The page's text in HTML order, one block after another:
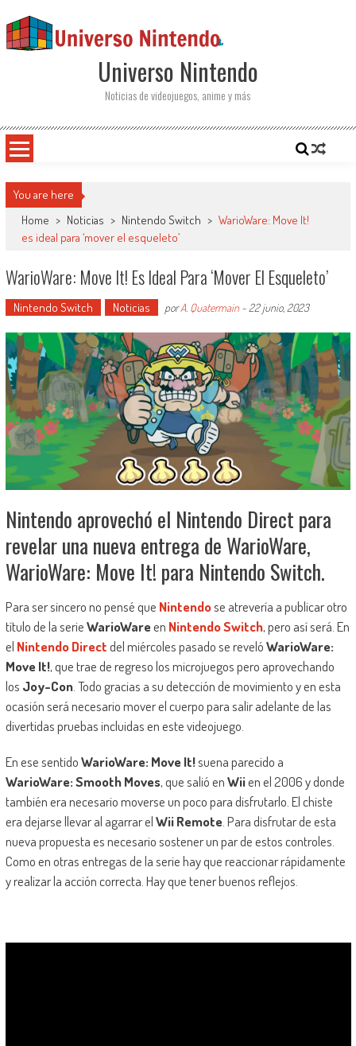
Universo Nintendo
Noticias de videojuegos, anime y más
You are here
Home > Noticias > Nintendo Switch > WarioWare: Move It!
es ideal para ‘mover el esqueleto’
WarioWare: Move It! Es Ideal Para ‘mover El Esqueleto’
Nintendo Switch Noticias porA. Quatermain- 22 junio, 2023
Nintendo aprovechó el Nintendo Direct para
revelar una nueva entrega de WarioWare,
WarioWare: Move It! para Nintendo Switch.
Para ser sincero no pensé que Nintendose atrevería a publicar otro
título de la serieWarioWareen Nintendo Switch, pero así será. En
el Nintendo Directdel miércoles pasado se revelóWarioWare:
Move It!, que trae de regreso los microjuegos pero aprovechando
los Joy-Con. Todo gracias a su detección de movimiento y en esta
ocasión será necesario mover el cuerpo para salir adelante de las
divertidas pruebas incluidas en este videojuego.
En ese sentidoWarioWare: Move It!suena parecido a
WarioWare: Smooth Moves, que salió enWiien el 2006 y donde
también era necesario moverse un poco para disfrutarlo. El chiste
era dejarse llevar al agarrar elWii Remote. Para disfrutar de esta
nueva propuesta es necesario sostener un par de estos controles.
Como en otras entregas de la serie hay que reaccionar rápidamente
y realizar la acción correcta. Hay que tener buenos reflejos.